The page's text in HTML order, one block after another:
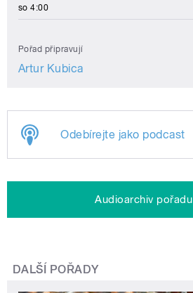
so 4:00
Pořad připravují
Artur Kubica
Odebírejte jako podcast
Audioarchiv pořadu
DALŠÍ POŘADY